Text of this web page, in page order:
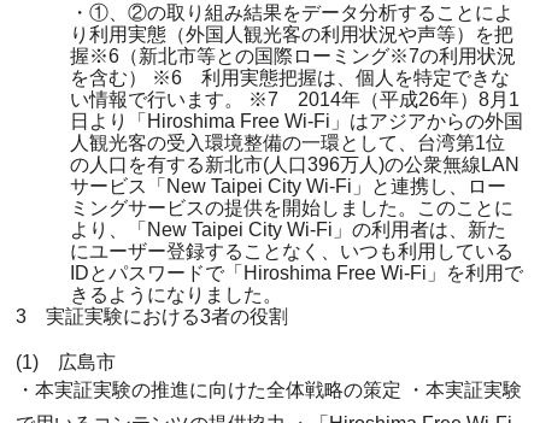
・①、②の取り組み結果をデータ分析することによ
り利用実態（外国人観光客の利用状況や声等）を把
握※6（新北市等との国際ローミング※7の利用状況
を含む） ※6 利用実態把握は、個人を特定できな
い情報で行います。 ※7 2014年（平成26年）8月1
日より「Hiroshima Free Wi-Fi」はアジアからの外国
人観光客の受入環境整備の一環として、台湾第1位
の人口を有する新北市(人口396万人)の公衆無線LAN
サービス「New Taipei City Wi-Fi」と連携し、ロー
ミングサービスの提供を開始しました。このことに
より、「New Taipei City Wi-Fi」の利用者は、新た
にユーザー登録することなく、いつも利用している
IDとパスワードで「Hiroshima Free Wi-Fi」を利用で
きるようになりました。
3 実証実験における3者の役割
(1) 広島市
・本実証実験の推進に向けた全体戦略の策定 ・本実証実験